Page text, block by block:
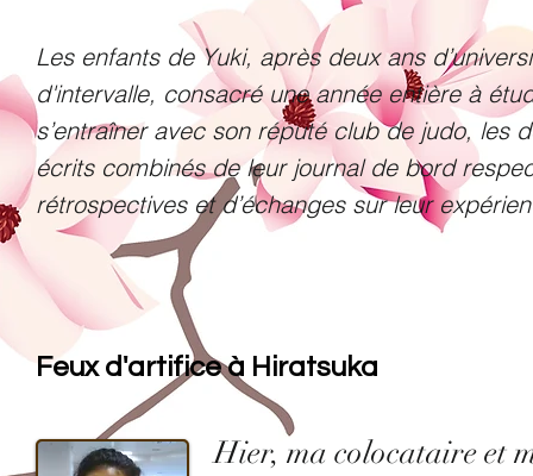
Les enfants de Yuki, après deux ans
d'intervalle, consacré une année entière à
s’entraîner avec son réputé club de judo, les
écrits combinés de leur journal de bord
rétrospectives et d’échanges sur leur
Feux d'artifice à Hiratsuka
Hier, ma colocataire et